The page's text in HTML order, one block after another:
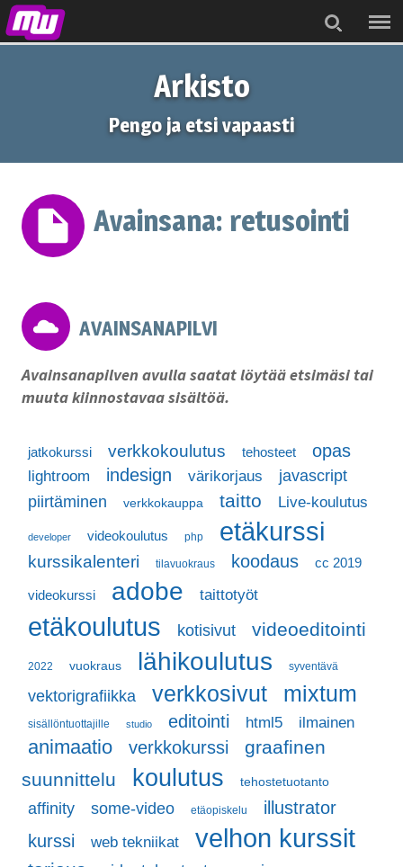
Arkisto
Pengo ja etsi vapaasti
Avainsana: retusointi
AVAINSANAPILVI
Avainsanapilven avulla saatat löytää etsimäsi tai
muuta kiinnostavaa sisältöä.
jatkokurssi verkkokoulutus tehosteet opas
lightroom indesign värikorjaus javascript
piirtäminen verkkokauppa taitto Live-koulutus
developer videokoulutus php etäkurssi
kurssikalenteri tilavuokraus koodaus cc 2019
videokurssi adobe taittotyöt
etäkoulutus kotisivut videoeditointi
2022 vuokraus lähikoulutus syventävä
vektorigrafiikka verkkosivut mixtum
sisällöntuottajille studio editointi html5 ilmainen
animaatio verkkokurssi
graafinen
suunnittelu
koulutus tehostetuotanto
affinity some-video etäopiskelu
illustrator
kurssi
web tekniikat velhon kurssit